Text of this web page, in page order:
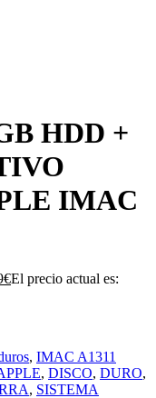
HDD +
IMAC
€El precio actual es:
, IMAC A1311
, DISCO, DURO,
, SISTEMA